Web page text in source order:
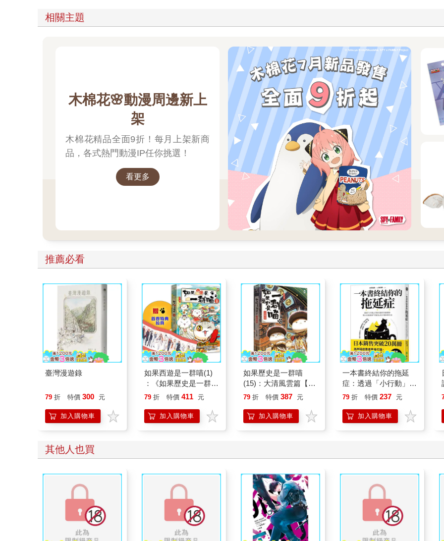
相關主題
木棉花🌸動漫周邊新上
架
木棉花精品全面9折！每月上架新商
品，各式熱門動漫IP任你挑選！
看更多
推薦必看
臺灣漫遊錄
79 折 特價 300 元
加入購物車
如果西遊是一群喵(1)
：《如果歷史是一群
喵》作者最新力作，附
79 折 特價 411 元
加入購物車
如果歷史是一群喵
(15)：大清風雲篇【萌
貓漫畫學歷史】
79 折 特價 387 元
加入購物車
一本書終結你的拖延
症：透過「小行動」打
開大腦的行動開關，懶
的37個科學方法
79 折 特價 237 元
加入購物車
其他人也買